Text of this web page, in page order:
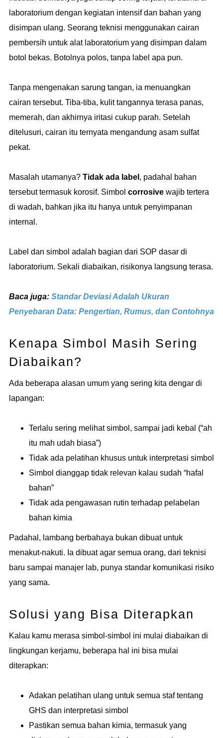
laboratorium dengan kegiatan intensif dan bahan yang
disimpan ulang. Seorang teknisi menggunakan cairan
pembersih untuk alat laboratorium yang disimpan dalam
botol bekas. Botolnya polos, tanpa label apa pun.
Tanpa mengenakan sarung tangan, ia menuangkan
cairan tersebut. Tiba-tiba, kulit tangannya terasa panas,
memerah, dan akhirnya iritasi cukup parah. Setelah
ditelusuri, cairan itu ternyata mengandung asam sulfat
pekat.
Masalah utamanya? Tidak ada label , padahal bahan
tersebut termasuk korosif. Simbol corrosive wajib tertera
di wadah, bahkan jika itu hanya untuk penyimpanan
internal.
Label dan simbol adalah bagian dari SOP dasar di
laboratorium. Sekali diabaikan, risikonya langsung terasa.
Baca juga: Standar Deviasi Adalah Ukuran
Penyebaran Data: Pengertian, Rumus, dan Contohnya
Kenapa Simbol Masih Sering
Diabaikan?
Ada beberapa alasan umum yang sering kita dengar di
lapangan:
Terlalu sering melihat simbol, sampai jadi kebal (“ah
itu mah udah biasa”)
Tidak ada pelatihan khusus untuk interpretasi simbol
Simbol dianggap tidak relevan kalau sudah “hafal
bahan”
Tidak ada pengawasan rutin terhadap pelabelan
bahan kimia
Padahal, lambang berbahaya bukan dibuat untuk
menakut-nakuti. Ia dibuat agar semua orang, dari teknisi
baru sampai manajer lab, punya standar komunikasi risiko
yang sama.
Solusi yang Bisa Diterapkan
Kalau kamu merasa simbol-simbol ini mulai diabaikan di
lingkungan kerjamu, beberapa hal ini bisa mulai
diterapkan:
Adakan pelatihan ulang untuk semua staf tentang
GHS dan interpretasi simbol
Pastikan semua bahan kimia, termasuk yang